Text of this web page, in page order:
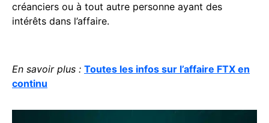
créanciers ou à tout autre personne ayant des
intérêts dans l’affaire.
En savoir plus : Toutes les infos sur l’affaire FTX en
continu